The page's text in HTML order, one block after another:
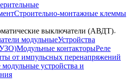
Строительно-монтажные клеммы
выключатели (АВДТ)
модульныеУстройства
Модульные контакторыРеле
от импульсных перенапряжений
устройства и